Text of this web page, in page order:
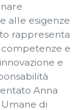
alle esigenze
rappresenta
e
e
Anna
di